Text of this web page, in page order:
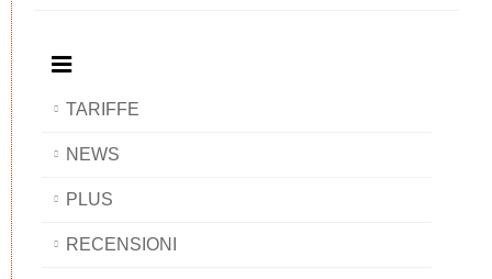
TARIFFE
NEWS
PLUS
RECENSIONI